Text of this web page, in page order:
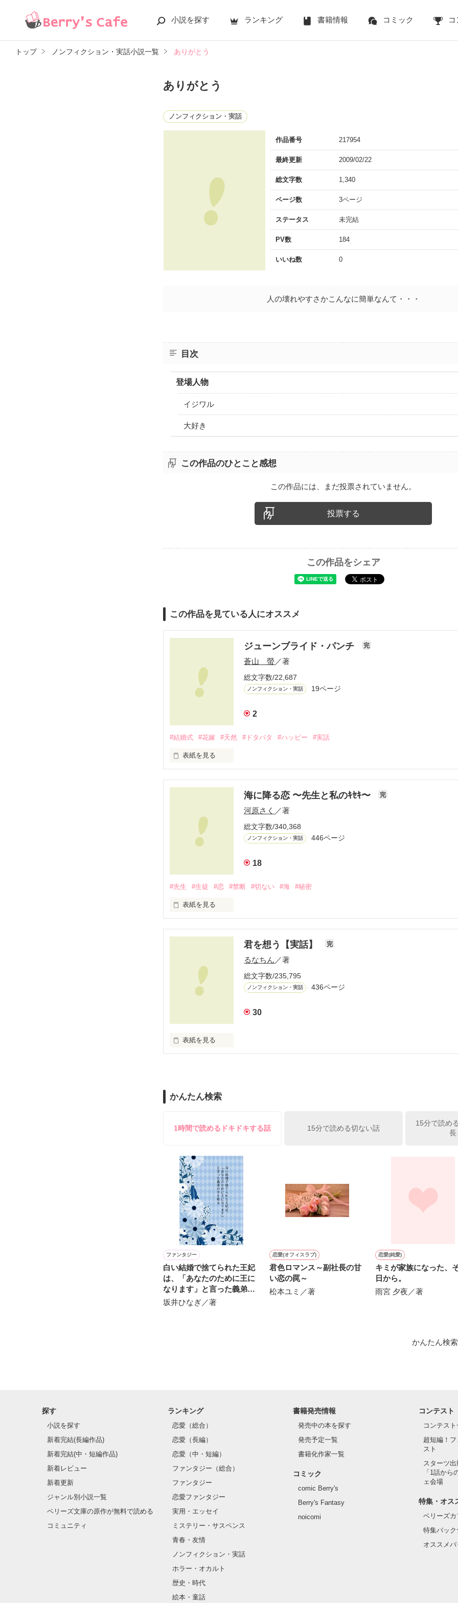
小説を探す ランキング 書籍情報 コミック コ
トップ ノンフィクション・実話小説一覧 ありがとう
ありがとう
ノンフィクション・実話
作品番号 217954
最終更新 2009/02/22
総文字数 1,340
ページ数 3ページ
ステータス 未完結
PV数 184
いいね数 0
人の壊れやすさかこんなに簡単なんて・・・
目次
登場人物
イジワル
大好き
この作品のひとこと感想
この作品には、まだ投票されていません。
投票する
この作品をシェア
この作品を見ている人にオススメ
ジューンブライド・パンチ 完
蒼山 螢／著
総文字数/22,687
ノンフィクション・実話 19ページ
2
#結婚式 #花嫁 #天然 #ドタバタ #ハッピー #実話
表紙を見る
わたし達は、結婚式を挙げました。
将来を結び、愛を誓い、
新郎カズミ　×　新婦おなつ
ドタバタ結婚式
※　自身の体験を元に再構成。
登場人物の名前などは仮名です。
**************
2012.09.20　公開
◆「甘い結婚」特集掲載されました。
◆レビューありがとうございます。
作品を読む
海に降る恋 〜先生と私のｷｾｷ〜 完
河原さく ／著
総文字数/340,368
ノンフィクション・実話 446ページ
18
#先生 #生徒 #恋 #禁断 #切ない #海 #秘密
表紙を見る
先生との禁断の恋物語。
手の届かない人だとしたら
あなたならどうしますか？
あなたは知っていますか？
どうか見届けて下さい。
沢山の応援、
君を想う【実話】 完
るなちん ／著
総文字数/235,795
ノンフィクション・実話 436ページ
30
表紙を見る
堕ちるとこまで
堕ちた私―
その度に何度も
導いてくれたのは
あなたでした..
たくさんの人を
今、幸せですか？―
あなたが
笑っているなら
それでいい..
かんたん検索
1時間で読めるドキドキする話 15分で読める切ない話
15分で読め
長
ファンタジー
白い結婚で捨てられた王妃
は、「あなたのために王に
なります」と言った義弟の
手を取る
坂井ひなぎ／著
恋愛(オフィスラブ)
君色ロマンス～副社長の甘
い恋の罠～
松本ユミ／著
恋愛(純愛)
キミが家族になった、
日から。
雨宮 夕夜／著
かんたん検
探す
小説を探す
新着完結(長編作品)
新着完結(中・短編作品)
新着レビュー
新着更新
ジャンル別小説一覧
ベリーズ文庫の原作が無料で読める
コミュニティ
ランキング
恋愛（総合）
恋愛（長編）
恋愛（中・短編）
ファンタジー（総合）
ファンタジー
恋愛ファンタジー
実用・エッセイ
ミステリー・サスペンス
青春・友情
ノンフィクション・実話
ホラー・オカルト
歴史・時代
絵本・童話
書籍発売情報
発売中の本を探す
発売予定一覧
書籍化作家一覧
コミック
comic Berry's
Berry's Fantasy
noicomi
コンテスト
コンテスト
超短編！
スト
スターツ
「1話から
ェ会場
特集・オス
ベリーズ
特集バック
オススメ